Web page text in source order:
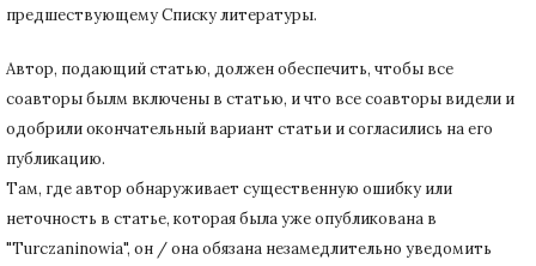
предшествующему Списку литературы.
Автор, подающий статью, должен обеспечить, чтобы все
соавторы былм включены в статью, и что все соавторы видели и
одобрили окончательный вариант статьи и согласились на его
публикацию.
Там, где автор обнаруживает существенную ошибку или
неточность в статье, которая была уже опубликована в
"Turczaninowia", он / она обязана незамедлительно уведомить